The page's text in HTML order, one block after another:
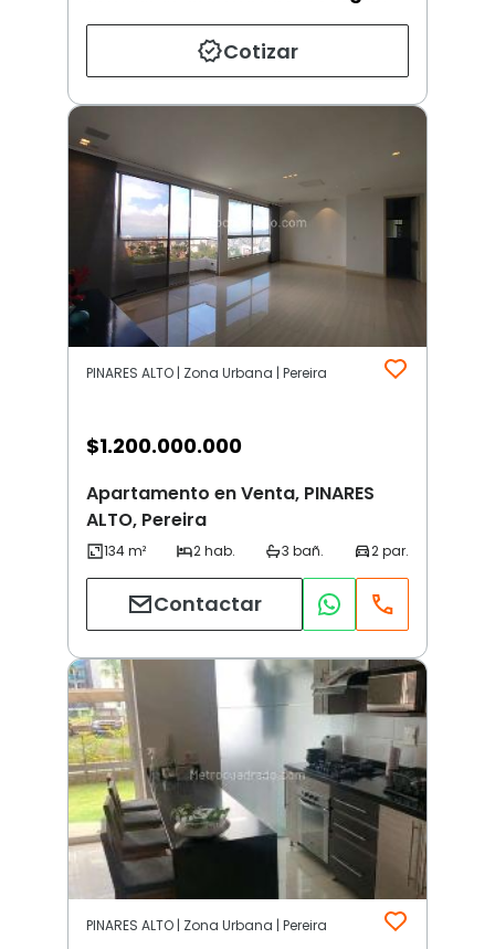
Cotizar
PINARES ALTO | Zona Urbana | Pereira
$1.200.000.000
Apartamento en Venta, PINARES
ALTO, Pereira
Contactar
PINARES ALTO | Zona Urbana | Pereira